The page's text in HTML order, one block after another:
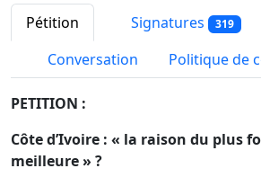
Pétition Signatures 319
Conversation Politique de
PETITION :
Côte d’Ivoire : « la raison du plus
meilleure » ?